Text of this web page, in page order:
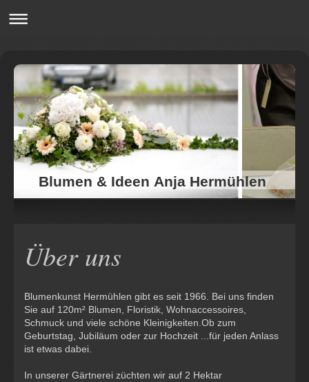
Blumen & Ideen Anja Hermühlen
Über uns
Blumenkunst Hermühlen gibt es seit 1966. Bei uns finden
Sie auf 120m² Blumen, Floristik, Wohnaccessoires,
Schmuck und viele schöne Kleinigkeiten. Ob zum
Geburtstag, Jubiläum oder zur Hochzeit ...für jeden Anlass
ist etwas dabei.
In unserer Gärtnerei züchten wir auf 2 Hektar